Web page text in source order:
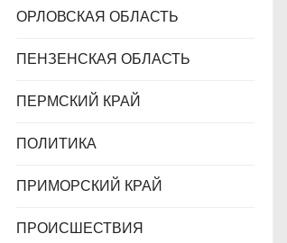
ОРЛОВСКАЯ ОБЛАСТЬ
ПЕНЗЕНСКАЯ ОБЛАСТЬ
ПЕРМСКИЙ КРАЙ
ПОЛИТИКА
ПРИМОРСКИЙ КРАЙ
ПРОИСШЕСТВИЯ